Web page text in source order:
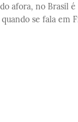
afora, no Brasil
se fala em